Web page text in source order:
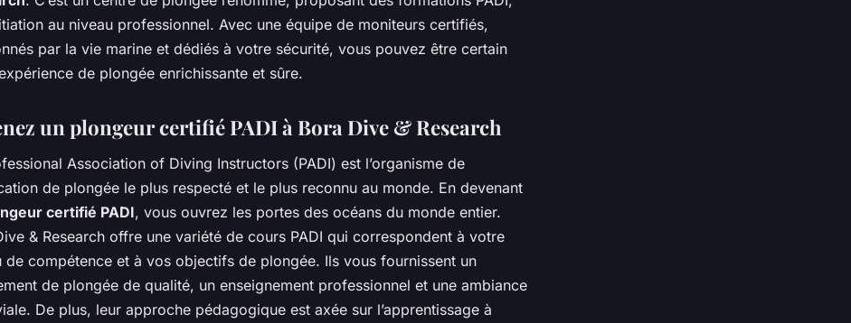
au niveau professionnel. Avec une équipe de moniteurs certifiés,
par la vie marine et dédiés à votre sécurité, vous pouvez être certain
de plongée enrichissante et sûre.
un plongeur certifié PADI à Bora Dive & Research
Association of Diving Instructors (PADI) est l’organisme de
de plongée le plus respecté et le plus reconnu au monde. En devenant
certifié PADI, vous ouvrez les portes des océans du monde entier.
& Research offre une variété de cours PADI qui correspondent à votre
de compétence et à vos objectifs de plongée. Ils vous fournissent un
de plongée de qualité, un enseignement professionnel et une ambiance
De plus, leur approche pédagogique est axée sur l’apprentissage à